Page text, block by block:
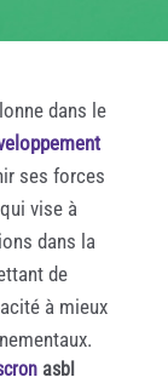
dans le
ses forces
vise à
dans la
de
à mieux
asbl